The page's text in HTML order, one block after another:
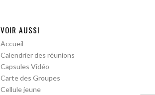
VOIR AUSSI
Accueil
Calendrier des réunions
Capsules Vidéo
Carte des Groupes
Cellule jeune